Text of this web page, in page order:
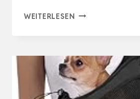
WEITERLESEN PILLOWPRIM
–
TRAGETASCHE
FÜR